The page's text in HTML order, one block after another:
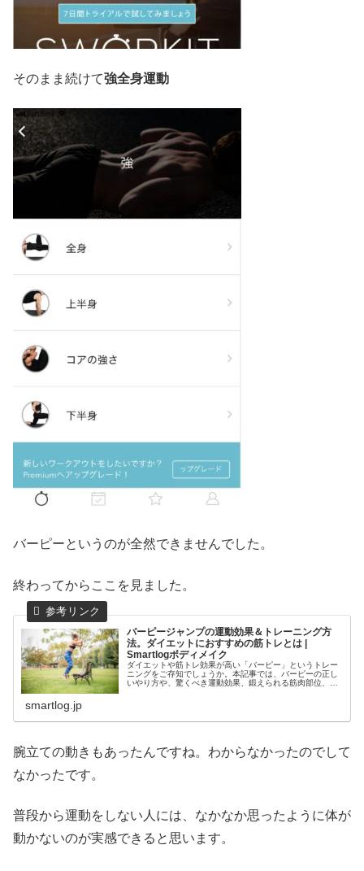
そのまま続けて強全身運動
バーピーというのが全然できませんでした。
終わってからここを見ました。
バーピージャンプの運動効果＆トレーニング方
法。ダイエットにおすすめの筋トレとは |
Smartlogボディメイク
ダイエットや筋トレ効果が高い「バーピー」というトレー
ニングをご存知でしょうか。本記事では、バーピーの正し
いやり方や、驚くべき運動効果、鍛えられる筋肉部位、消
smartlog.jp
腕立ての動きもあったんですね。わからなかったのでして
なかったです。
普段から運動をしない人には、なかなか思ったように体が
動かないのが実感できると思います。